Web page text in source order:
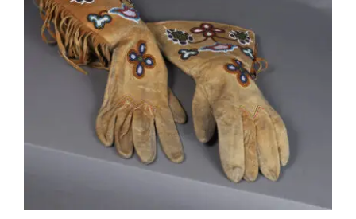
AM016 1 Paire de Gants Amérindien –
Amérique du Nord